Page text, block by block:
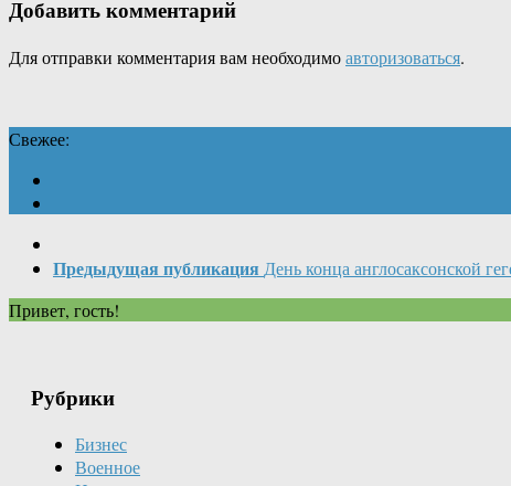
Добавить комментарий
Для отправки комментария вам необходимоавторизоваться.
Свежее:
Предыдущая публикация День конца англосаксонской
Привет, гость!
Рубрики
Бизнес
Военное